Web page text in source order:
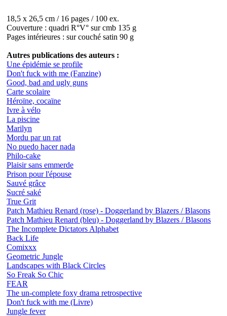
18,5 x 26,5 cm / 16 pages / 100 ex.
Couverture : quadri R°V° sur cmb 135 g
Pages intérieures : sur couché satin 90 g
Autres publications des auteurs :
Une épidémie se profile
Don't fuck with me (Fanzine)
Good, bad and ugly guns
Carte scolaire
Héroïne, cocaïne
Ivre à vélo
La piscine
Marilyn
Mordu par un rat
No puedo hacer nada
Philo-cake
Plaisir sans emmerde
Prison pour l'épouse
Sauvé grâce
Sucré saké
True Grit
Patch Mathieu Renard (rose) - Doggerland by Blazers / Blasons
Patch Mathieu Renard (bleu) - Doggerland by Blazers / Blasons
The Incomplete Dictators Alphabet
Back Life
Comixxx
Geometric Jungle
Landscapes with Black Circles
So Freak So Chic
FEAR
The un-complete foxy drama retrospective
Don't fuck with me (Livre)
Jungle fever